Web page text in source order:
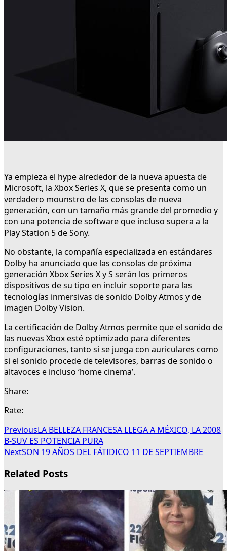
Ya empieza el hype alrededor de la nueva apuesta de
Microsoft, la Xbox Series X, que se presenta como un
verdadero mounstro de las consolas de nueva
generación, con un tamaño más grande del promedio y
con una potencia de software que incluso supera a la
Play Station 5 de Sony.
No obstante, la compañía especializada en estándares
Dolby ha anunciado que las consolas de próxima
generación Xbox Series X y S serán los primeros
dispositivos de su tipo en incluir soporte para las
tecnologías inmersivas de sonido Dolby Atmos y de
imagen Dolby Vision.
La certificación de Dolby Atmos permite que el sonido de
las nuevas Xbox esté optimizado para diferentes
configuraciones, tanto si se juega con auriculares como
si el sonido procede de televisores, barras de sonido o
altavoces e incluso ‘home cinema’.
Share:
Rate:
PreviousLA BELLEZA FRANCESA LLEGA A MÉXICO, LA 2008
B-SUV ES POTENCIA PURA
NextSON 19 AÑOS DEL FÁTIDICO 11 DE SEPTIEMBRE
Related Posts